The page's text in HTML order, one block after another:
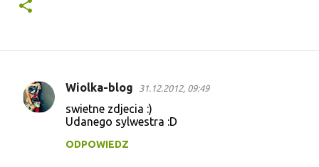
K
Wiolka-blog 31.12.2012, 09:49
swietne zdjecia :)
Udanego sylwestra :D
ODPOWIEDZ